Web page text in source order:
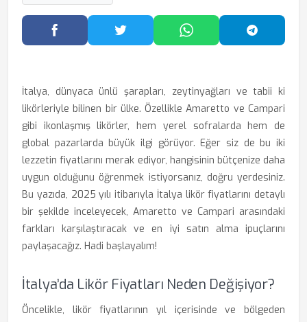
Facebook'ta PaylaşTwitter'da PaylaşWhatsApp'ta Paylaş
İtalya, dünyaca ünlü şarapları, zeytinyağları ve tabii ki
likörleriyle bilinen bir ülke. Özellikle Amaretto ve Campari
gibi ikonlaşmış likörler, hem yerel sofralarda hem de
global pazarlarda büyük ilgi görüyor. Eğer siz de bu iki
lezzetin fiyatlarını merak ediyor, hangisinin bütçenize daha
uygun olduğunu öğrenmek istiyorsanız, doğru yerdesiniz.
Bu yazıda, 2025 yılı itibarıyla İtalya likör fiyatlarını detaylı
bir şekilde inceleyecek, Amaretto ve Campari arasındaki
farkları karşılaştıracak ve en iyi satın alma ipuçlarını
paylaşacağız. Hadi başlayalım!
İtalya’da Likör Fiyatları Neden Değişiyor?
Öncelikle, likör fiyatlarının yıl içerisinde ve bölgeden